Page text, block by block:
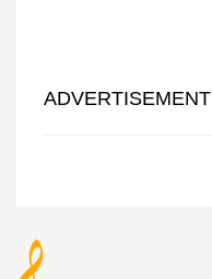
ADVERTISEMENT